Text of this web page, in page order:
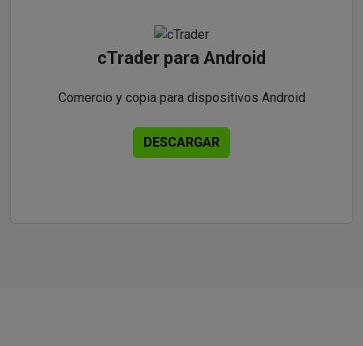
cTrader para Android
Comercio y copia para dispositivos Android
DESCARGAR